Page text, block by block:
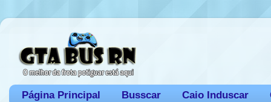
Página Principal Busscar Caio Induscar